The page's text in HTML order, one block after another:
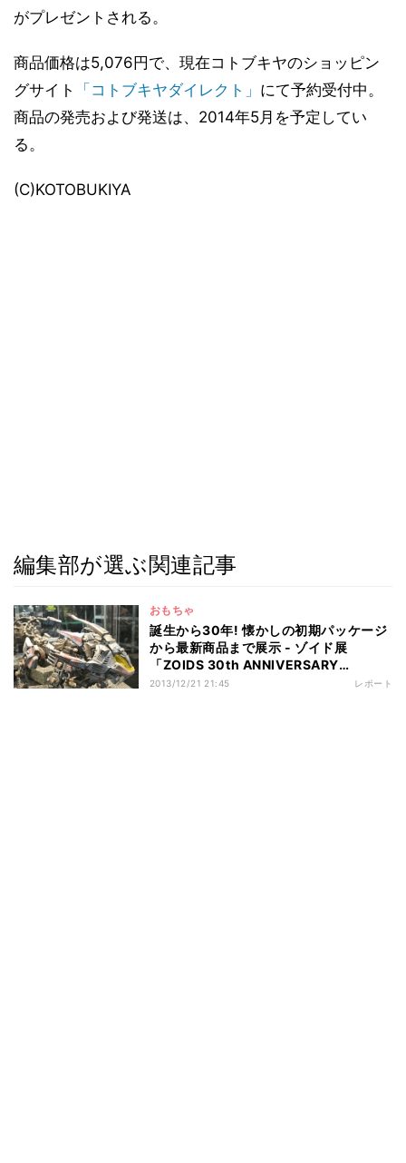
がプレゼントされる。
商品価格は5,076円で、現在コトブキヤのショッピン
グサイト
「コトブキヤダイレクト」 にて予約受付中。
商品の発売および発送は、2014年5月を予定してい
る。
(C)KOTOBUKIYA
編集部が選ぶ関連記事
おもちゃ
誕生から30年! 懐かしの初期パッケージ
から最新商品まで展示 - ゾイド展
「ZOIDS 30th ANNIVERSARY
EXHIBITION」
2013/12/21 21:45 レポート